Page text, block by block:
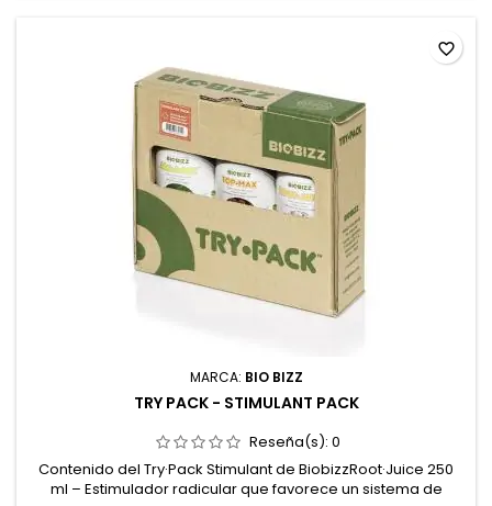
MARCA: BIO BIZZ
TRY PACK - STIMULANT PACK
Reseña(s): 0
Contenido del Try·Pack Stimulant de BiobizzRoot·Juice 250
ml – Estimulador radicular que favorece un sistema de
favorite_border